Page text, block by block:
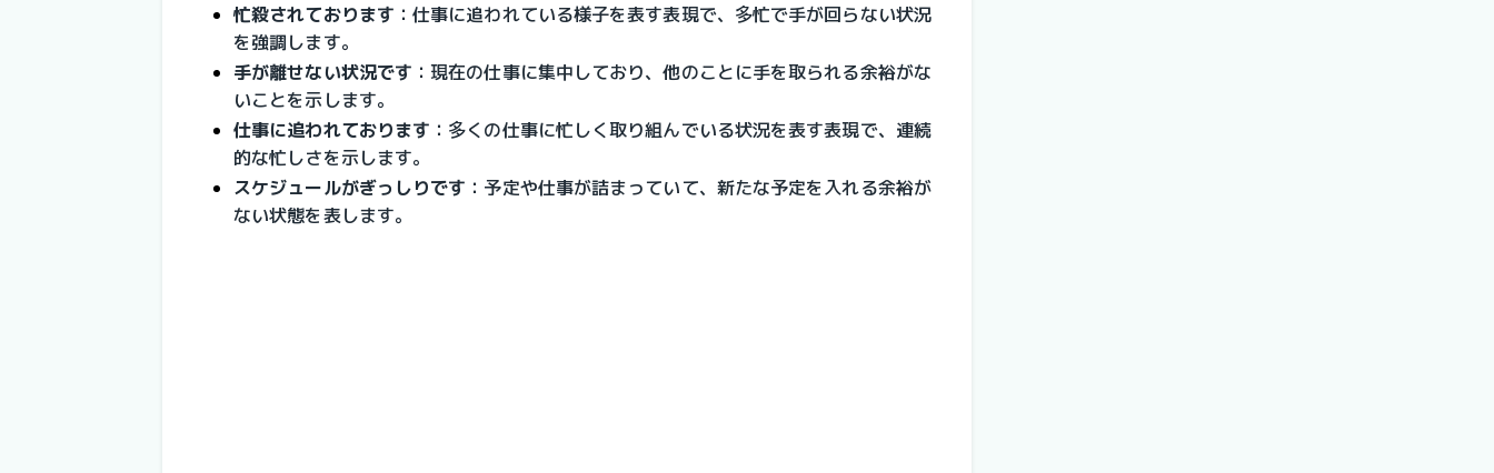
忙殺されております ：仕事に追われている様子を表す表現で、多忙で手が回らない状況
を強調します。
手が離せない状況です ：現在の仕事に集中しており、他のことに手を取られる余裕がな
いことを示します。
仕事に追われております ： 多くの仕事に忙しく取り組んでいる状況を表す表現で、連続
的な忙しさを示します。
スケジュールがぎっしりです ： 予定や仕事が詰まっていて、新たな予定を入れる余裕が
ない状態を表します。